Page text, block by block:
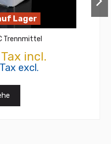
Lager
Trennmittel
incl.
excl.